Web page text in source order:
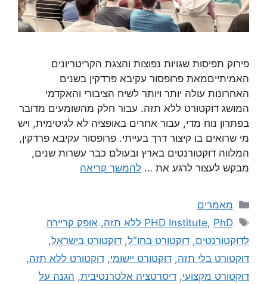
פירוק תפיסות שגויות נפוצות והצגת הקריטריונים
האמיתייםמאת פרופסור עקיבא פרדקין בשנים
האחרונות עולה יותר ויותר לשיח הציבורי והאקדמי
המושג דוקטורט ללא תזה. עבור חלק מהשומעים מדובר
בפתרון נוח מדי, עבור אחרים באופציה לא לגיטימית, ויש
מי שרואים בו קיצור דרך בעייתי. פרופסור עקיבא פרדקין,
המלווה דוקטורנטים בארץ ובעולם כבר עשרות שנים,
מבקש לעצור לרגע את … להמשך קריאה
מאמרים
PHD Institute, PhD ללא תזה , אופק קריירה
לדוקטורנטים, דוקטורט בחו"ל, דוקטורט בישראל,
דוקטורט בלי תזה, דוקטורט יישומי, דוקטורט ללא תזה,
דוקטורט מקצועי, דיסרטציה אלטרנטיבית, הגנה על